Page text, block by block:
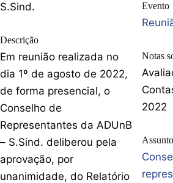
S.Sind.
Descrição
Em reunião realizada no
dia 1º de agosto de 2022,
de forma presencial, o
Conselho de
Representantes da ADUnB
– S.Sind. deliberou pela
aprovação, por
unanimidade, do Relatório
Evento
Notas
2022
Assunto